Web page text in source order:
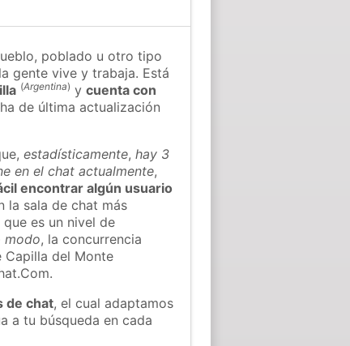
poblado u otro tipo
gente vive y trabaja. Está
(Argentina) ycuenta con
de última actualización
estadísticamente,hay 3
en el chat actualmente,
encontrar algún usuario
la sala de chat más
es un nivel de
modo, la concurrencia
Capilla del Monte
de chat, el cual adaptamos
a tu búsqueda en cada